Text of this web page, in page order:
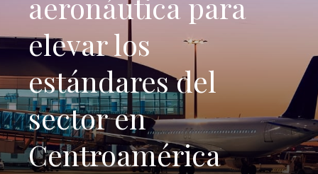
elevar los
estándares del
sector en
Centroamérica